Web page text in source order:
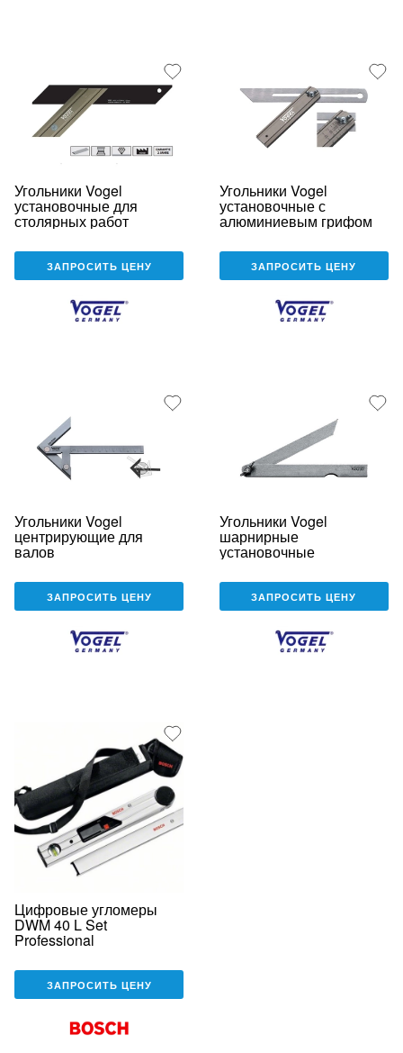
Угольники Vogel
установочные для
столярных работ
ЗАПРОСИТЬ ЦЕНУ
Угольники Vogel
установочные с
алюминиевым грифом
ЗАПРОСИТЬ ЦЕНУ
Угольники Vogel
центрирующие для
валов
ЗАПРОСИТЬ ЦЕНУ
Угольники Vogel
шарнирные
установочные
ЗАПРОСИТЬ ЦЕНУ
Цифровые угломеры
DWM 40 L Set
Professional
ЗАПРОСИТЬ ЦЕНУ